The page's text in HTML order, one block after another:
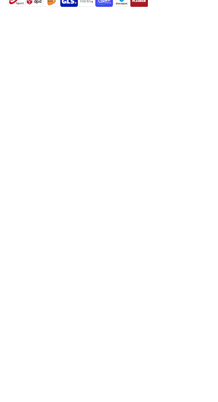
shipment methods